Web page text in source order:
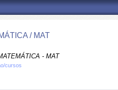
/ MAT
- MAT
cursos